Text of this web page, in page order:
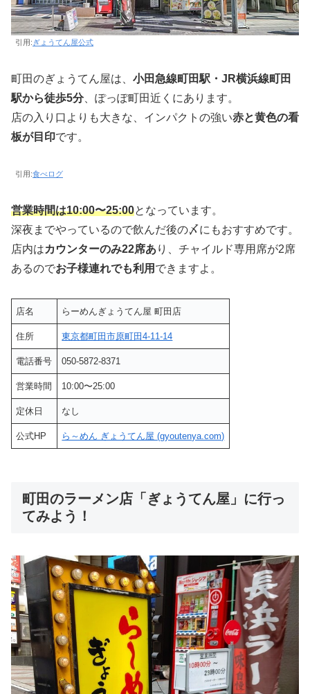
引用:ぎょうてん屋公式
町田のぎょうてん屋は、 小田急線町田駅・JR横浜線町田
駅から徒歩5分、ぽっぽ町田近くにあります。
店の入り口よりも大きな、インパクトの強い赤と黄色の看
板が目印です。
引用:食べログ
営業時間は10:00〜25:00となっています。
深夜までやっているので飲んだ後の〆にもおすすめです。
店内はカウンターのみ22席あり、チャイルド専用席が2席
あるのでお子様連れでも利用 できますよ。
店名 らーめんぎょうてん屋 町田店
住所 東京都町田市原町田4-11-14
電話番号 050-5872-8371
営業時間 10:00〜25:00
定休日 なし
公式HP ら～めん ぎょうてん屋 (gyoutenya.com)
町田のラーメン店「ぎょうてん屋」に行っ
てみよう！